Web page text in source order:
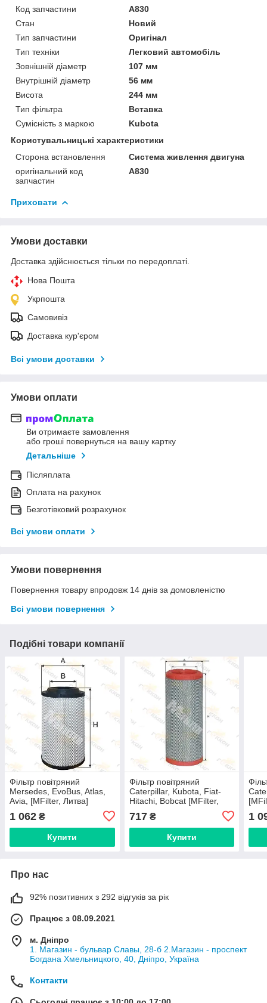
Код запчастини
A830
Стан
Новий
Тип запчастини
Оригінал
Тип техніки
Легковий автомобіль
Зовнішній діаметр
107 мм
Внутрішній діаметр
56 мм
Висота
244 мм
Тип фільтра
Вставка
Сумісність з маркою
Kubota
Користувальницькі характеристики
Сторона встановлення
Система живлення двигуна
оригінальний код
запчастин
A830
Приховати
Умови доставки
Доставка здійснюється тільки по передоплаті.
Нова Пошта
Укрпошта
Самовивіз
Доставка кур'єром
Всі умови доставки
Умови оплати
Ви отримаєте замовлення
або гроші повернуться на вашу картку
Детальніше
Післяплата
Оплата на рахунок
Безготівковий розрахунок
Всі умови оплати
Умови повернення
Повернення товару впродовж 14 днів за домовленістю
Всі умови повернення
Подібні товари компанії
Фільтр повітряний
Mersedes, EvoBus, Atlas,
Avia, [MFilter, Литва]
1 062 ₴
Купити
Фільтр повітряний
Caterpillar, Kubota, Fiat-
Hitachi, Bobcat [MFilter,
717₴
Купити
1
Про нас
92% позитивних з 292 відгуків за рік
Працює з 08.09.2021
м. Дніпро
1. Магазин - бульвар Славы, 28-б 2.Магазин - проспект
Богдана Хмельницкого, 40, Дніпро, Україна
Контакти